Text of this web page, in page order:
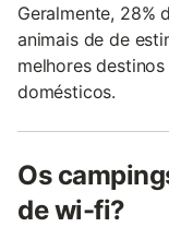
Geralmente, 28%
animais de de
melhores
domésticos.
Os
de wi-fi?